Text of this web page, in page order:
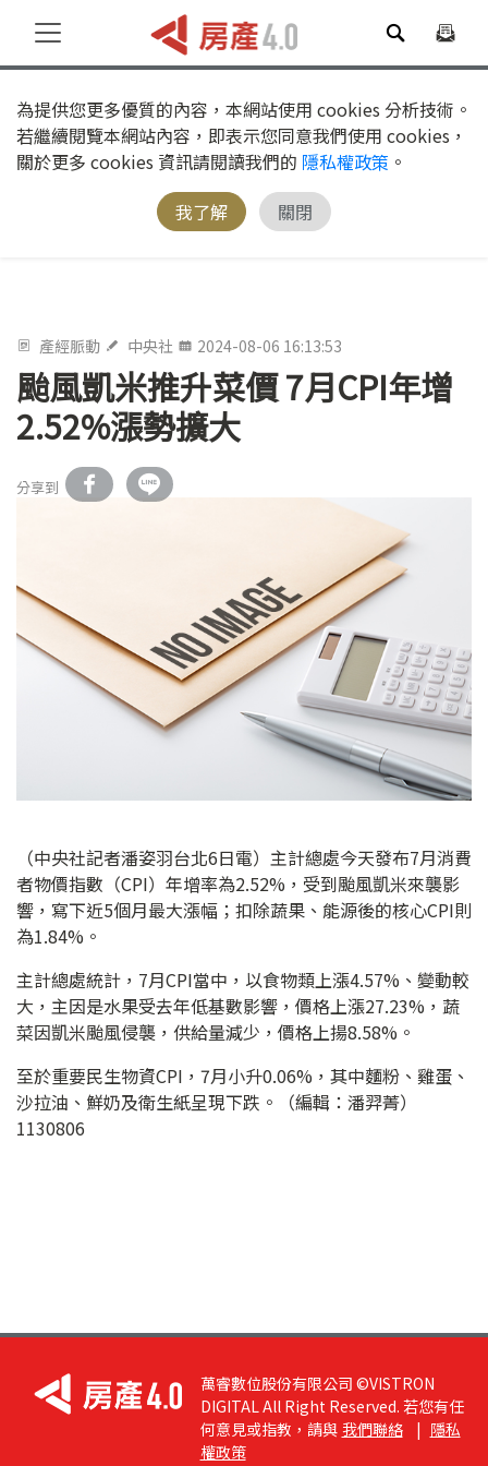
為提供您更多優質的內容，本網站使用 cookies 分析技術。
若繼續閱覽本網站內容，即表示您同意我們使用 cookies，
關於更多 cookies 資訊請閱讀我們的 隱私權政策 。
我了解
關閉
產經脈動 中央社 2024-08-06 16:13:53
颱風凱米推升菜價 7月CPI年增
2.52%漲勢擴大
分享到
（中央社記者潘姿羽台北6日電）主計總處今天發布7月消費
者物價指數（CPI）年增率為2.52%，受到颱風凱米來襲影
響，寫下近5個月最大漲幅；扣除蔬果、能源後的核心CPI則
為1.84%。
主計總處統計，7月CPI當中，以食物類上漲4.57%、變動較
大，主因是水果受去年低基數影響，價格上漲27.23%，蔬
菜因凱米颱風侵襲，供給量減少，價格上揚8.58%。
至於重要民生物資CPI，7月小升0.06%，其中麵粉、雞蛋、
沙拉油、鮮奶及衛生紙呈現下跌。（編輯：潘羿菁）
1130806
萬睿數位股份有限公司 ©VISTRON
DIGITAL All Right Reserved. 若您有任
何意見或指教，請與 我們聯絡 | 隱私
權政策